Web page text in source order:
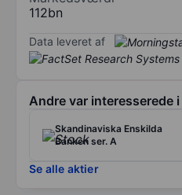
112bn
Data leveret af
Andre var interesserede i
Skandinaviska Enskilda
Banken ser. A
Se alle aktier